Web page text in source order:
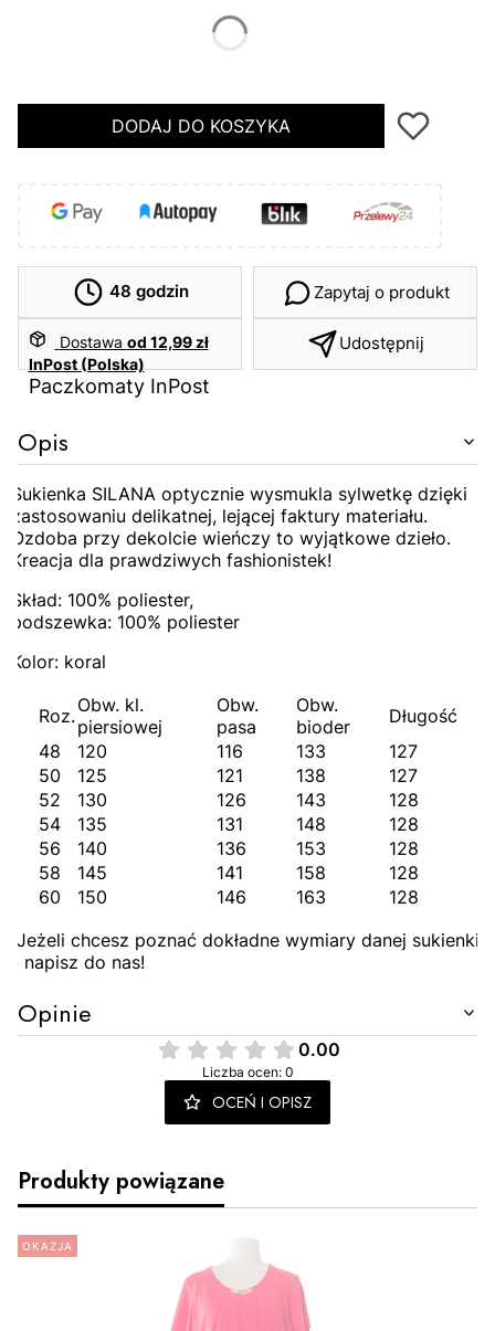
DODAJ DO KOSZYKA
48 godzin
Dostawa od 12,99 zł
InPost (Polska)
Paczkomaty InPost
Zapytaj o produkt
Udostępnij
Opis
Sukienka SILANA optycznie wysmukla sylwetkę dzięki
zastosowaniu delikatnej, lejącej faktury materiału.
Ozdoba przy dekolcie wieńczy to wyjątkowe dzieło.
Kreacja dla prawdziwych fashionistek!
Skład: 100% poliester,
podszewka: 100% poliester
Kolor: koral
Roz. Obw. kl.
piersiowej
Obw.
pasa
Obw.
bioder
Długość
48
120 116 133
127
50
125 121 138
127
52
130 126 143
128
54
135 131 148
128
56
140 136 153
128
58
145 141 158
128
60
150 146 163
128
Jeżeli chcesz poznać dokładne wymiary danej sukienki
- napisz do nas!
Opinie
0.00
Liczba ocen: 0
OCEŃ I OPISZ
Produkty powiązane
OKAZJA